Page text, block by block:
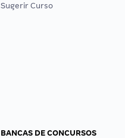
Sugerir Curso
BANCAS DE CONCURSOS